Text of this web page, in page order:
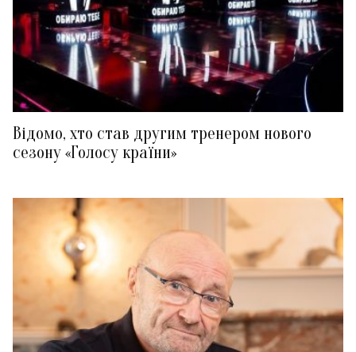
Відомо, хто став другим тренером нового
сезону «Голосу країни»